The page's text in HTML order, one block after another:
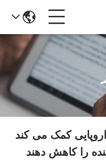
کمک می کند
را کاهش دهند